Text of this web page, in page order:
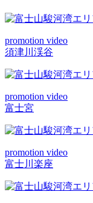
promotion video
須津川渓谷
promotion video
富士宮
promotion video
富士川楽座